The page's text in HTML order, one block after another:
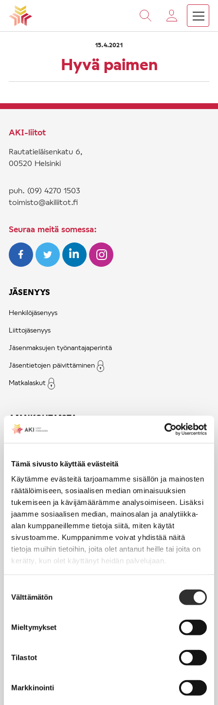
Tämä sivusto käyttää evästeitä
Käytämme evästeitä tarjoamamme sisällön ja mainosten
räätälöimiseen, sosiaalisen median ominaisuuksien
tukemiseen ja kävijämäärämme analysoimiseen. Lisäksi
jaamme sosiaalisen median, mainosalan ja analytiikka-
alan kumppaneillemme tietoja siitä, miten käytät
sivustoamme. Kumppanimme voivat yhdistää näitä
tietoja muihin tietoihin, joita olet antanut heille tai joita on
kerätty, kun olet käyttänyt heidän palvelujaan.
valinta
Välttämätön
Mieltymykset
Tilastot
Markkinointi
Vieritä
sisältöön
Etusivu Hyvä paimen
15.4.2021
Hyvä paimen
AKI-liitot
Rautatieläisenkatu 6,
00520 Helsinki
puh. (09) 4270 1503
toimisto@akiliitot.fi
Seuraa meitä somessa:
JÄSENYYS
Henkilöjäsenyys
Liittojäsenyys
Jäsenmaksujen työnantajaperintä
Jäsentietojen päivittäminen
Matkalaskut
AJANKOHTAISTA
Crux-lehti
JOBI
TYÖELÄMÄOPAS
Työnhaku
KirVESTES 2025-2028, KJTES sekä muut työ- ja
Palkkaus
Työttömyys ja lomautukset